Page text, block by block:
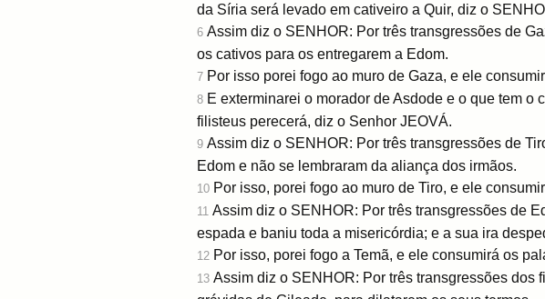
da Síria será levado em cativeiro a Quir, diz o
6 Assim diz o SENHOR: Por três transgressões de
os cativos para os entregarem a Edom.
7 Por isso porei fogo ao muro de Gaza, e ele
8 E exterminarei o morador de Asdode e o que tem
filisteus perecerá, diz o Senhor JEOVÁ.
9 Assim diz o SENHOR: Por três transgressões de
Edom e não se lembraram da aliança dos irmãos.
10 Por isso, porei fogo ao muro de Tiro, e ele
11 Assim diz o SENHOR: Por três transgressões de
espada e baniu toda a misericórdia; e a sua ira
12 Por isso, porei fogo a Temã, e ele consumirá os
13 Assim diz o SENHOR: Por três transgressões dos